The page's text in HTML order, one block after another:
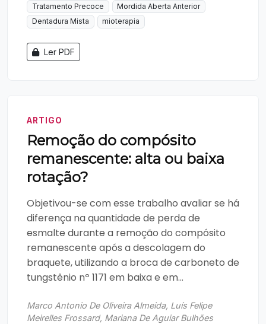
Tratamento Precoce
Mordida Aberta Anterior
Dentadura Mista
mioterapia
Ler PDF
ARTIGO
Remoção do compósito
remanescente: alta ou baixa
rotação?
Objetivou-se com esse trabalho avaliar se há
diferença na quantidade de perda de
esmalte durante a remoção do compósito
remanescente após a descolagem do
braquete, utilizando a broca de carboneto de
tungstênio nº 1171 em baixa e em...
Marco Antonio De Oliveira Almeida, Luís Felipe
Meirelles Frossard, Mariana De Aguiar Bulhões